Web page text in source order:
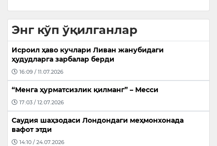
Энг кўп ўқилганлар
Исроил ҳаво кучлари Ливан жанубидаги
ҳудудларга зарбалар берди
16:09 / 11.07.2026
“Менга ҳурматсизлик қилманг” – Месси
17:03 / 12.07.2026
Саудия шаҳзодаси Лондондаги меҳмонхонада
вафот этди
14:10 / 24.07.2026